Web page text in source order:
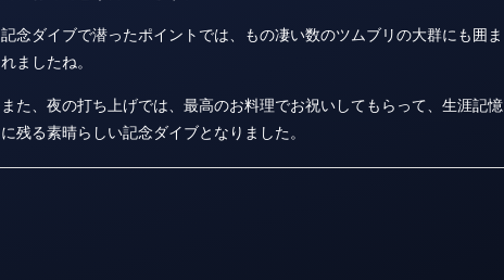
記念ダイブで潜ったポイントでは、もの凄い数のツムブリの大群にも囲ま
れましたね。
また、夜の打ち上げでは、最高のお料理でお祝いしてもらって、生涯記憶
に残る素晴らしい記念ダイブとなりました。